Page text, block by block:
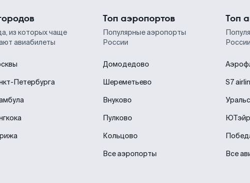
из которых чаще
авиабилеты
Петербурга
Топ аэропортов
Популярные аэропорты
России
Домодедово
Шереметьево
Внуково
Пулково
Кольцово
Все аэропорты
Топ
S7
ЮТэйр
Все